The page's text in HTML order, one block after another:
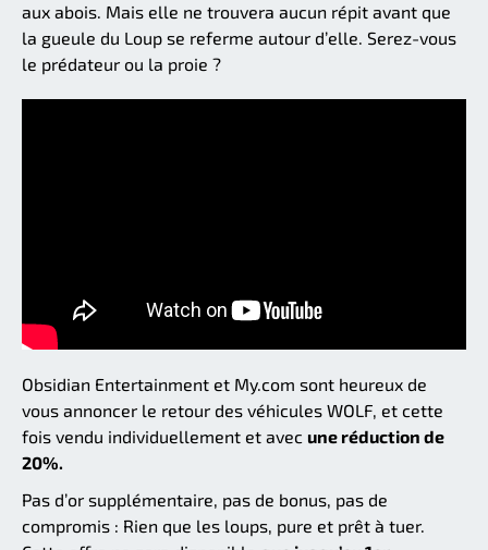
aux abois. Mais elle ne trouvera aucun répit avant que
la gueule du Loup se referme autour d’elle. Serez-vous
le prédateur ou la proie ?
Obsidian Entertainment et My.com sont heureux de
vous annoncer le retour des véhicules WOLF, et cette
fois vendu individuellement et avec une réduction de
20%.
Pas d’or supplémentaire, pas de bonus, pas de
compromis : Rien que les loups, pure et prêt à tuer.